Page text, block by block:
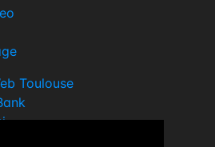
Toulouse